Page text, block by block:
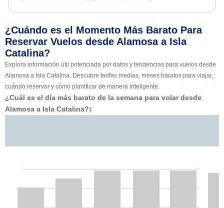
¿Cuándo es el Momento Más Barato Para
Reservar Vuelos desde Alamosa a Isla
Catalina?
Explora información útil potenciada por datos y tendencias para vuelos desde
Alamosa a Isla Catalina. Descubre tarifas medias, meses baratos para viajar,
cuándo reservar y cómo planificar de manera inteligente.
¿Cuál es el día más barato de la semana para volar desde
Alamosa a Isla Catalina?‡